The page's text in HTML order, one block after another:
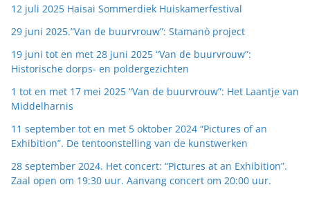
12 juli 2025 Haisai Sommerdiek Huiskamerfestival
29 juni 2025.”Van de buurvrouw”: Stamanò project
19 juni tot en met 28 juni 2025 “Van de buurvrouw”:
Historische dorps- en poldergezichten
1 tot en met 17 mei 2025 “Van de buurvrouw”: Het Laantje van
Middelharnis
11 september tot en met 5 oktober 2024 “Pictures of an
Exhibition”. De tentoonstelling van de kunstwerken
28 september 2024. Het concert: “Pictures at an Exhibition”.
Zaal open om 19:30 uur. Aanvang concert om 20:00 uur.